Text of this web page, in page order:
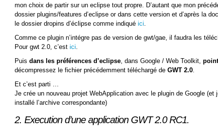
mon choix de partir sur un eclipse tout propre. D’autant que mon
dossier plugins/features d’eclipse or dans cette version et d’après la
le dossier dropins d’éclipse comme indiqué ici.
Comme ce plugin n’intégre pas de version de gwt/gae, il faudra les
Pour gwt 2.0, c’est ici.
Puis dans les préférences d’eclipse, dans Google / Web Toolkit,
décompressez le fichier précédemment téléchargé de GWT 2.0.
Et c’est parti …
Je crée un nouveau projet WebApplication avec le plugin de Google (et
installé l’archive correspondante)
2. Execution d’une application GWT 2.0 RC1.